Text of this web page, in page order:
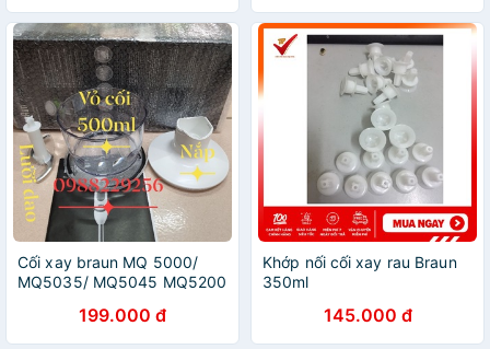
Cối xay braun MQ 5000/
MQ5035/ MQ5045 MQ5200
199.000 đ
Khớp nối cối xay rau Braun
350ml
145.000 đ